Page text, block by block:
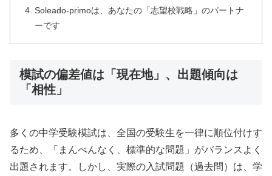
Soleado-primoは、あなたの「志望校戦略」のパートナ
ーです
模試の偏差値は「現在地」、出題傾向は
「相性」
多くの中学受験模試は、全国の受験生を一律に順位付けす
るため、「まんべんなく、標準的な問題」がバランスよく
出題されます。しかし、実際の入試問題（過去問）は、学